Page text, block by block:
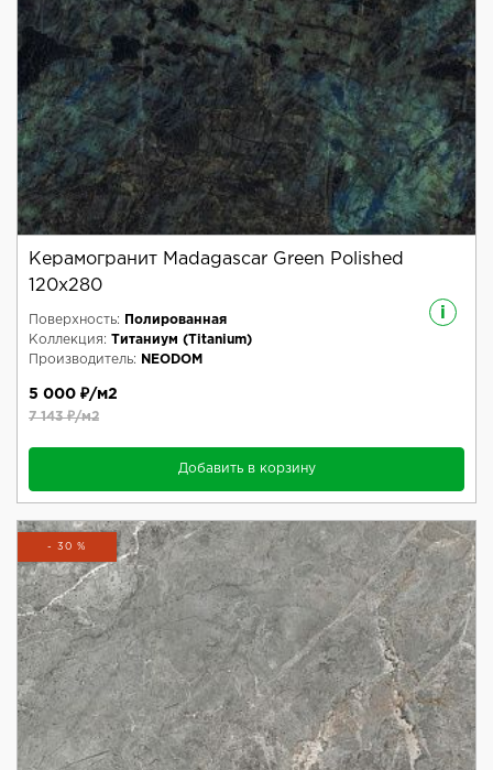
Керамогранит Madagascar Green Polished
120x280
i
Поверхность:
Полированная
Коллекция: Титаниум (Titanium)
Производитель:
NEODOM
5 000 ₽/м2
7 143 ₽/м2
Добавить в корзину
- 30 %